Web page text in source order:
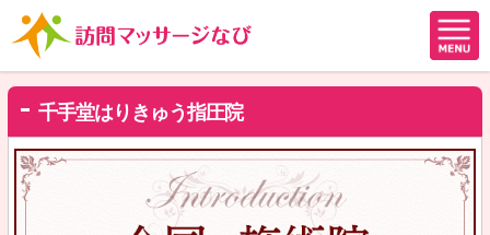
千手堂はりきゅう指圧院